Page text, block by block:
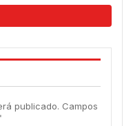
publicado. Campos